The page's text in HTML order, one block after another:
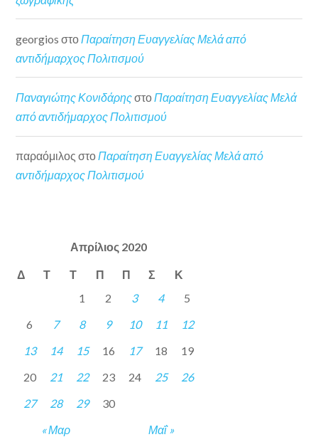
georgios στο Παραίτηση Ευαγγελίας Μελά από
αντιδήμαρχος Πολιτισμού
Παναγιώτης ΚονιδάρηςστοΠαραίτηση Ευαγγελίας Μελά
από αντιδήμαρχος Πολιτισμού
παραόμιλος στοΠαραίτηση Ευαγγελίας Μελά από
αντιδήμαρχος Πολιτισμού
Απρίλιος 2020
Δ Τ Τ Π Π Σ Κ
« Μαρ Μαΐ »
1 2 3 4
5
6
7 8 9 10 11
12
13
14 15 16 17 18
19
20
21 22 23 24 25
26
27
28 29 30